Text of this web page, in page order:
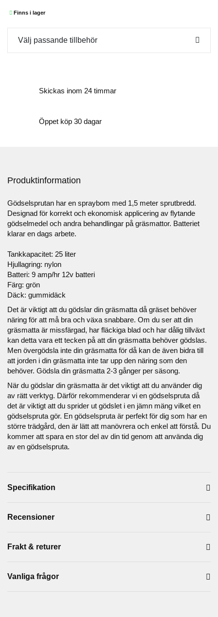
Finns i lager
Välj passande tillbehör
Skickas inom 24 timmar
Öppet köp 30 dagar
Produktinformation
Gödselsprutan har en spraybom med 1,5 meter sprutbredd.
Designad för korrekt och ekonomisk applicering av flytande
gödselmedel och andra behandlingar på gräsmattor. Batteriet
klarar en dags arbete.
Tankkapacitet: 25 liter
Hjullagring: nylon
Batteri: 9 amp/hr 12v batteri
Färg: grön
Däck: gummidäck
Det är viktigt att du gödslar din gräsmatta då gräset behöver
näring för att må bra och växa snabbare. Om du ser att din
gräsmatta är missfärgad, har fläckiga blad och har dålig tillväxt
kan detta vara ett tecken på att din gräsmatta behöver gödslas.
Men övergödsla inte din gräsmatta för då kan de även bidra till
att jorden i din gräsmatta inte tar upp den näring som den
behöver. Gödsla din gräsmatta 2-3 gånger per säsong.
När du gödslar din gräsmatta är det viktigt att du använder dig
av rätt verktyg. Därför rekommenderar vi en gödselspruta då
det är viktigt att du sprider ut gödslet i en jämn mäng vilket en
gödselspruta gör. En gödselspruta är perfekt för dig som har en
större trädgård, den är lätt att manövrera och enkel att förstå. Du
kommer att spara en stor del av din tid genom att använda dig
av en gödselspruta.
Specifikation
Recensioner
Frakt & returer
Vanliga frågor